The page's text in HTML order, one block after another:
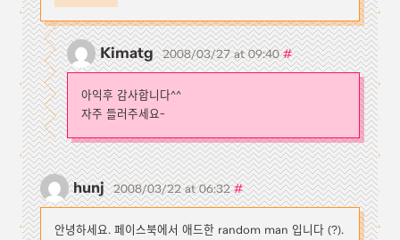
Kimatg 2008/03/27 at 09:40#
아익후 감사합니다^^
자주 들러주세요~
hunj 2008/03/22 at 06:32#
안녕하세요. 페이스북에서 애드한 random man 입니다 (?).